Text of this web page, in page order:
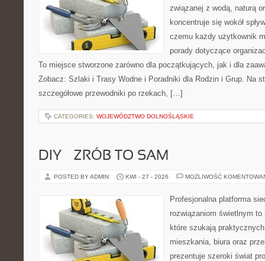
związanej z wodą, naturą
koncentruje się wokół
czemu każdy użytkownik
porady dotyczące
To miejsce stworzone zarówno dla początkujących, jak i dla
Zobacz: Szlaki i Trasy Wodne i Poradniki dla Rodzin i Grup. Na
szczegółowe przewodniki po rzekach, […]
CATEGORIES: WOJEWÓDZTWO DOLNOŚLĄSKIE
DIY – ZRÓB TO SAM
POSTED BY ADMIN KWI - 27 - 2026 MOŻLIWOŚĆ
Profesjonalna platforma
rozwiązaniom świetlnym
które szukają
mieszkania, biura oraz
prezentuje szeroki świat